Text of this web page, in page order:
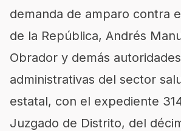
demanda de amparo contra
de la República, Andrés
Obrador y demás autoridades
administrativas del sector
estatal, con el expediente
Juzgado de Distrito, del